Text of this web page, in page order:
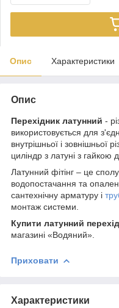
Опис Характеристики
Опис
Перехідник латунний -
використовується для
внутрішньої і зовнішньої
циліндр з латуні з
Латунний фітінг – це
водопостачання та
сантехнічну арматуру і
монтаж системи.
Купити латунний
магазині «Водяний».
Приховати
Характеристики